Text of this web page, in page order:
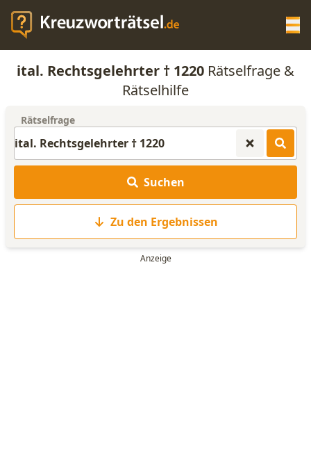
KREUZWORTRÄTSEL-HILFE
ANAGRAMM-GENERATOR
WORTLISTE
ital. Rechtsgelehrter † 1220 Rätselfrage &
Rätselhilfe
Rätselfrage
Suchen
Zu den Ergebnissen